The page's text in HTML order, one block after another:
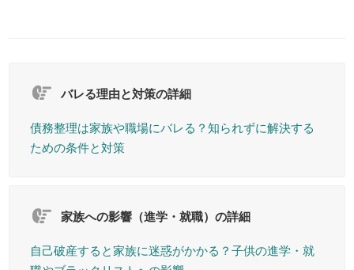
バレる理由と対策の詳細
債務整理は家族や職場にバレる？知られずに解決する
ための条件と対策
家族への影響（進学・就職）の詳細
自己破産すると家族に迷惑がかかる？子供の進学・就